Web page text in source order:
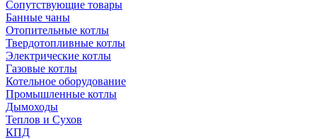
Сопутствующие товары
Банные чаны
Отопительные котлы
Твердотопливные котлы
Электрические котлы
Газовые котлы
Котельное оборудование
Промышленные котлы
Дымоходы
Теплов и Сухов
КПД